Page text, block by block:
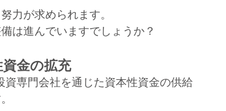
力が求められます。
は進んでいますでしょうか？
金の拡充
専門会社を通じた資本性資金の供給